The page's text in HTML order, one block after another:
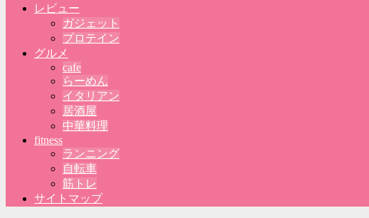
レビュー
ガジェット
プロテイン
グルメ
cafe
らーめん
イタリアン
居酒屋
中華料理
fitness
ランニング
自転車
筋トレ
サイトマップ